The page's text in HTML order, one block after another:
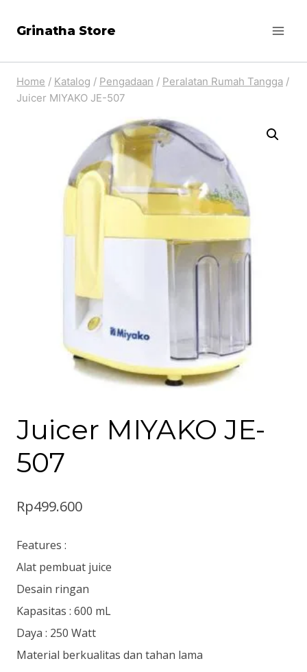
Grinatha Store
Home / Katalog / Pengadaan / Peralatan Rumah Tangga /
Juicer MIYAKO JE-507
Juicer MIYAKO JE-
507
Rp499.600
Features :
Alat pembuat juice
Desain ringan
Kapasitas : 600 mL
Daya : 250 Watt
Material berkualitas dan tahan lama